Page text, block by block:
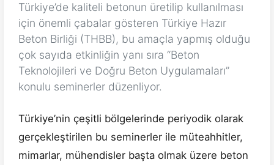
Türkiye’de kaliteli betonun üretilip kullanılması
için önemli çabalar gösteren Türkiye Hazır
Beton Birliği (THBB), bu amaçla yapmış olduğu
çok sayıda etkinliğin yanı sıra “Beton
Teknolojileri ve Doğru Beton Uygulamaları”
konulu seminerler düzenliyor.
Türkiye’nin çeşitli bölgelerinde periyodik olarak
gerçekleştirilen bu seminerler ile müteahhitler,
mimarlar, mühendisler başta olmak üzere beton